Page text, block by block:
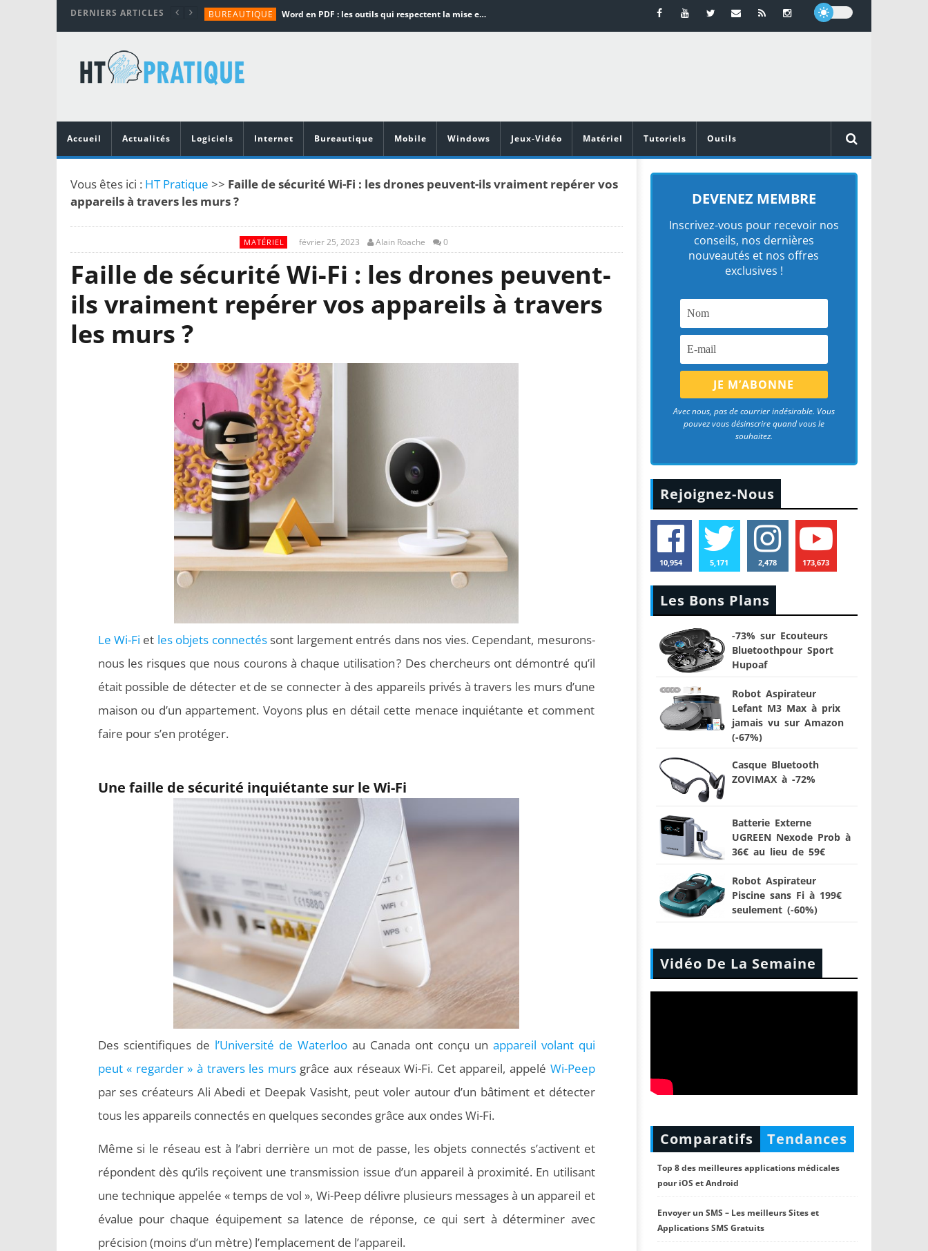
DERNIERS ARTICLES BUREAUTIQUE Word en PDF : les outils qui respectent la mise en page
TUTORIALS
MATÉRIEL
Vidéoprojecteurs Asus : Top 6 des meilleurs modèles de la marque
Accueil
Actualités Logiciels Internet Bureautique Mobile Windows Jeux-Vidéo Matériel Tutoriels Outils
Vous êtes ici : HT Pratique >> Faille de sécurité Wi-Fi : les drones peuvent-ils vraiment repérer vos
appareils à travers les murs ?
MATÉRIEL février 25, 2023 Alain Roache 0
Faille de sécurité Wi-Fi : les drones peuvent-
ils vraiment repérer vos appareils à travers
les murs ?
Le Wi-Fi et les objets connectéssont largement entrés dans nos vies. Cependant, mesurons-
nous les risques que nous courons à chaque utilisation ? Des chercheurs ont démontré qu’il
était possible de détecter et de se connecter à des appareils privés à travers les murs d’une
maison ou d’un appartement. Voyons plus en détail cette menace inquiétante et comment
faire pour s’en protéger.
Une faille de sécurité inquiétante sur le Wi-Fi
Des scientifiques de l’Université de Waterlooau Canada ont conçu un appareil volant qui
peut « regarder » à travers les mursgrâce aux réseaux Wi-Fi. Cet appareil, appelé Wi-Peep
par ses créateurs Ali Abedi et Deepak Vasisht, peut voler autour d’un bâtiment et détecter
tous les appareils connectés en quelques secondes grâce aux ondes Wi-Fi.
Même si le réseau est à l’abri derrière un mot de passe, les objets connectés s’activent et
répondent dès qu’ils reçoivent une transmission issue d’un appareil à proximité. En utilisant
une technique appelée « temps de vol », Wi-Peep délivre plusieurs messages à un appareil et
évalue pour chaque équipement sa latence de réponse, ce qui sert à déterminer avec
précision (moins d’un mètre) l’emplacement de l’appareil.
DEVENEZ MEMBRE
Inscrivez-vous pour recevoir nos
conseils, nos dernières
nouveautés et nos offres
exclusives !
Avec nous, pas de courrier indésirable. Vous
pouvez vous désinscrire quand vous le
souhaitez.
Rejoignez-Nous
10,954 5,171 2,478 173,673
Les Bons Plans
-73% sur Ecouteurs
Bluetoothpour Sport
Hupoaf
Robot Aspirateur
Lefant M3 Max à prix
jamais vu sur Amazon
(-67%)
Casque Bluetooth
ZOVIMAX à -72%
Batterie Externe
UGREEN Nexode Prob à
36€ au lieu de 59€
Robot Aspirateur
Piscine sans Fi à 199€
seulement (-60%)
Vidéo De La Semaine
Comparatifs Tendances
Top 8 des meilleures applications médicales
pour iOS et Android
Envoyer un SMS – Les meilleurs Sites et
Applications SMS Gratuits